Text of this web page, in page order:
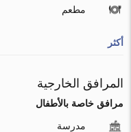
مطعم
أكثر
المرافق الخارجية
مرافق خاصة بالأطفال
مدرسة